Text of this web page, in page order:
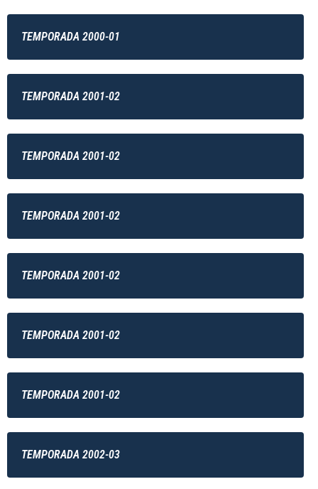
TEMPORADA 2000-01
TEMPORADA 2001-02
TEMPORADA 2001-02
TEMPORADA 2001-02
TEMPORADA 2001-02
TEMPORADA 2001-02
TEMPORADA 2001-02
TEMPORADA 2002-03